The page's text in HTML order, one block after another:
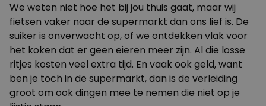
We weten niet hoe het bij jou thuis gaat, maar wij
fietsen vaker naar de supermarkt dan ons lief is. De
suiker is onverwacht op, of we ontdekken vlak voor
het koken dat er geen eieren meer zijn. Al die losse
ritjes kosten veel extra tijd. En vaak ook geld, want
ben je toch in de supermarkt, dan is de verleiding
groot om ook dingen mee te nemen die niet op je